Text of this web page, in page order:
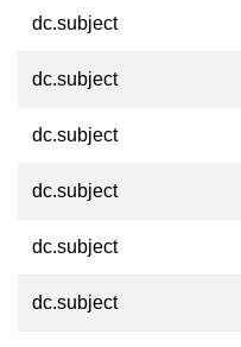
dc.subject
dc.subject
dc.subject
dc.subject
dc.subject
dc.subject